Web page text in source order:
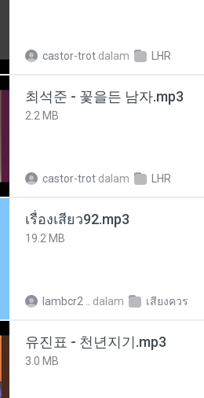
castor-trot dalam LHR
최석준 - 꽃을든 남자.mp3
2.2 MB
castor-trot dalam LHR
เรื่องเสียว92.mp3
19.2 MB
lambcr2 .. dalam เสียงควร
유진표 - 천년지기.mp3
3.0 MB